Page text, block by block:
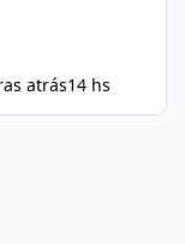
atrás14 hs